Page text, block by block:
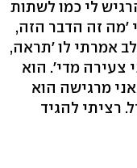
לי כמו לשתות
'מה זה הדבר הזה,
אמרתי לו 'תראה,
צעירה מדי'. הוא
מרגישה הוא
רציתי להגיד